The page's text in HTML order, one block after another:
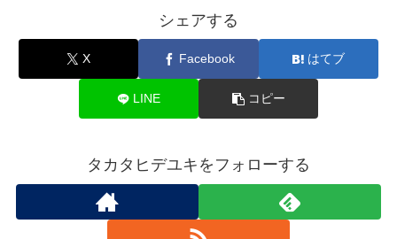
シェアする
X Facebook はてブ
LINE コピー
タカタヒデユキをフォローする